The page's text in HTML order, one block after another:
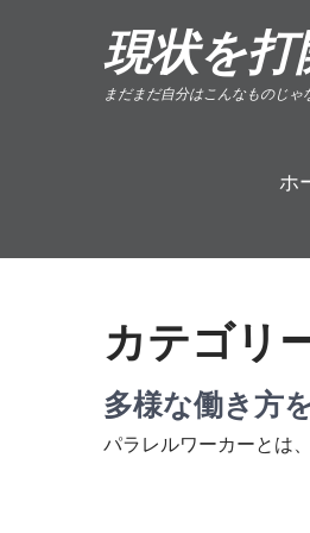
現状を
まだまだ自分はこんなものじゃ
ホ
カテゴリ
多様な働き方
パラレルワーカーとは